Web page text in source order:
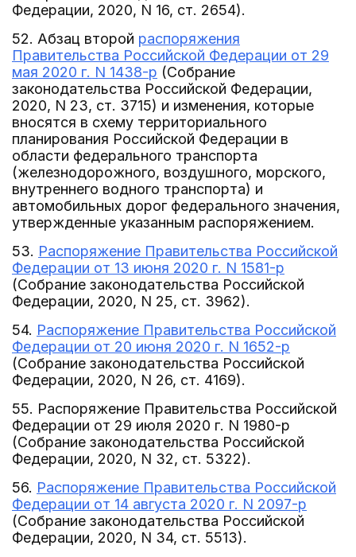
Федерации, 2020, N 16, ст. 2654).
52. Абзац второй распоряжения
Правительства Российской Федерации от 29
мая 2020 г. N 1438-р (Собрание
законодательства Российской Федерации,
2020, N 23, ст. 3715) и изменения, которые
вносятся в схему территориального
планирования Российской Федерации в
области федерального транспорта
(железнодорожного, воздушного, морского,
внутреннего водного транспорта) и
автомобильных дорог федерального значения,
утвержденные указанным распоряжением.
53. Распоряжение Правительства Российской
Федерации от 13 июня 2020 г. N 1581-р
(Собрание законодательства Российской
Федерации, 2020, N 25, ст. 3962).
54. Распоряжение Правительства Российской
Федерации от 20 июня 2020 г. N 1652-р
(Собрание законодательства Российской
Федерации, 2020, N 26, ст. 4169).
55. Распоряжение Правительства Российской
Федерации от 29 июля 2020 г. N 1980-р
(Собрание законодательства Российской
Федерации, 2020, N 32, ст. 5322).
56. Распоряжение Правительства Российской
Федерации от 14 августа 2020 г. N 2097-р
(Собрание законодательства Российской
Федерации, 2020, N 34, ст. 5513).